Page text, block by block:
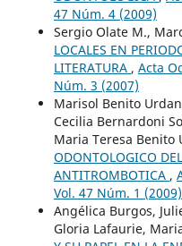
47 Núm. 4 (2009)
Sergio Olate M.,
LOCALES EN
LITERATURA , Acta
Núm. 3 (2007)
Marisol Benito
Cecilia Bernardoni
Maria Teresa Benito
ODONTOLOGICO
ANTITROMBOTICA ,
Vol. 47 Núm. 1 (2009)
Angélica Burgos,
Gloria Lafaurie,